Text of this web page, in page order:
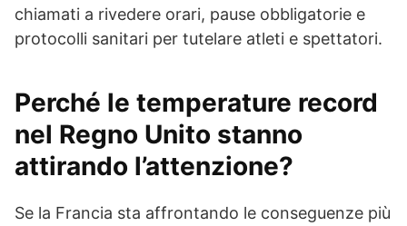
chiamati a rivedere orari, pause obbligatorie e
protocolli sanitari per tutelare atleti e spettatori.
Perché le temperature record
nel Regno Unito stanno
attirando l’attenzione?
Se la Francia sta affrontando le conseguenze più